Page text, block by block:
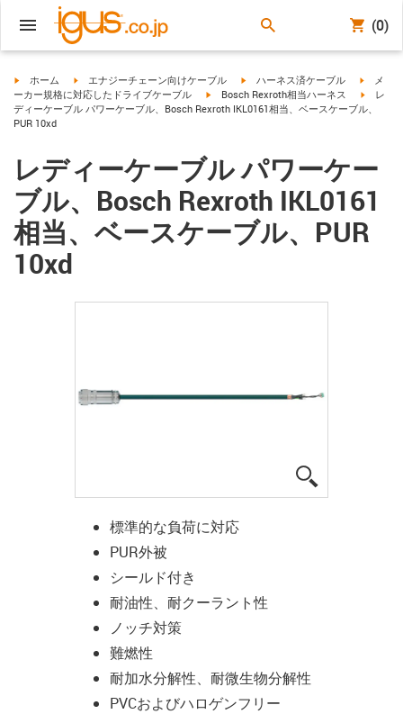
(0)
igus-icon-arrow-right
ホーム igus-icon-arrow-right
エナジーチェーン向けケーブル igus-icon-arrow-right
ハーネス済ケーブル igus-
メ
ーカー規格に対応したドライブケーブル
igus-icon-arrow-right
Bosch Rexroth相当ハーネス igus-
レ
ディーケーブル パワーケーブル、Bosch Rexroth IKL0161相当、ベースケーブル、
PUR 10xd
レディーケーブル パワーケー
ブル、Bosch Rexroth IKL0161
相当、ベースケーブル、PUR
10xd
標準的な負荷に対応
PUR外被
シールド付き
耐油性、耐クーラント性
ノッチ対策
難燃性
耐加水分解性、耐微生物分解性
PVCおよびハロゲンフリー